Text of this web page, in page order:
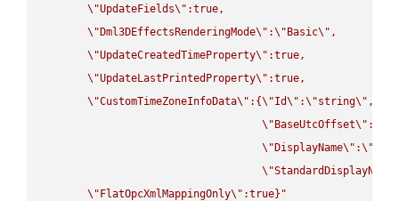
\"UpdateFields\" :true,
\" Dml3DEffectsRenderingMode\" :\" Basic\" ,
\"UpdateCreatedTimeProperty\" :true,
\"UpdateLastPrintedProperty\" :true,
\"CustomTimeZoneInfoData\" :{\"Id\" :\"string\" ,
\" BaseUtcOffset\" :
\" DisplayName\" :\"
\"StandardDisplayName
\" FlatOpcXmlMappingOnly\" :true}"